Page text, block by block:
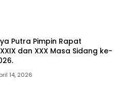
Putra Pimpin Rapat
dan XXX Masa Sidang ke-
14, 2026